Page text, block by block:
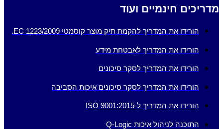
מדריכים חינמיים ועוד
הורידו את המדריך להקמת תיק מוצר קוסמטי EC 1223/2009.
הורידו את המדריך לאבטחת מידע
הורידו את המדריך לסקר סיכונים
הורידו את המדריך לסקר סיכונים איכות הסביבה
הורידו את המדריך ל-ISO 9001:2015
התוכנה לניהול איכות Q-Logic